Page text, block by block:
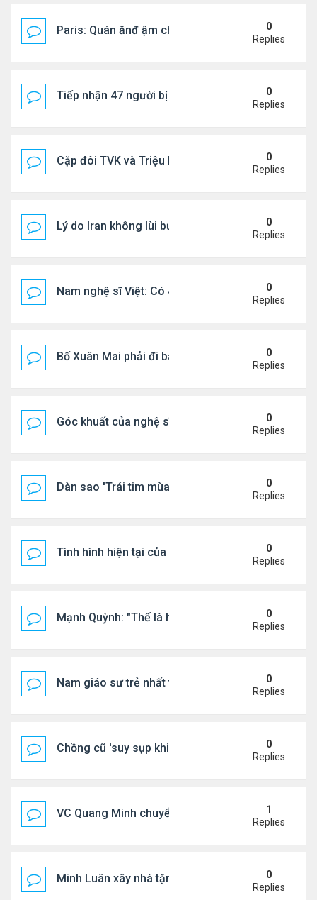
Paris: Quán ănđ ậm chất Việt đông kín khách chờ
0
Replies
Tiếp nhận 47 người bị Mỹ trục xuất, Công an
0
Replies
Cặp đôi TVK và Triệu Mẫn được yêu thích nhất
0
Replies
Lý do Iran không lùi bước trước lời đe dọa của
0
Replies
Nam nghệ sĩ Việt: Có 4 nhà ở Pháp, sống gần
0
Replies
Bố Xuân Mai phải đi bán cơm ở Mỹ
0
Replies
Góc khuất của nghệ sĩ Hoài Tâm
0
Replies
Dàn sao 'Trái tim mùa thu' sau 26 năm
0
Replies
Tình hình hiện tại của Quang Lê
0
Replies
Mạnh Quỳnh: "Thế là hết"
0
Replies
Nam giáo sư trẻ nhất thế giới ở tuổi 18
0
Replies
Chồng cũ 'suy sụp khi biết tin Nicole Kidman có
0
Replies
VC Quang Minh chuyển về tổ ấm
1
Replies
Minh Luân xây nhà tặng cha mẹ
0
Replies